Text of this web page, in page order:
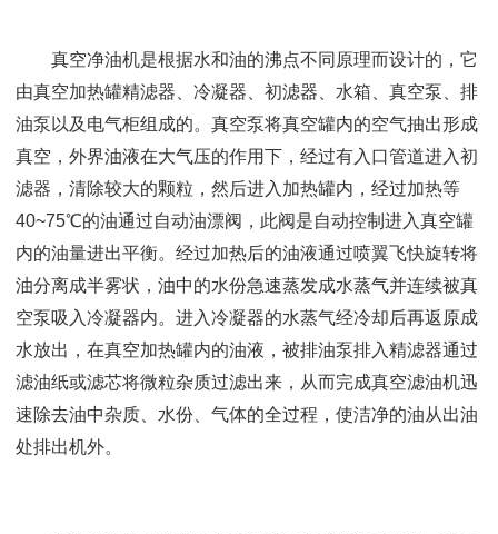
真空净油机是根据水和油的沸点不同原理而设计的，它
由真空加热罐精滤器、冷凝器、初滤器、水箱、真空泵、排
油泵以及电气柜组成的。真空泵将真空罐内的空气抽出形成
真空，外界油液在大气压的作用下，经过有入口管道进入初
滤器，清除较大的颗粒，然后进入加热罐内，经过加热等
40~75℃的油通过自动油漂阀，此阀是自动控制进入真空罐
内的油量进出平衡。经过加热后的油液通过喷翼飞快旋转将
油分离成半雾状，油中的水份急速蒸发成水蒸气并连续被真
空泵吸入冷凝器内。进入冷凝器的水蒸气经冷却后再返原成
水放出，在真空加热罐内的油液，被排油泵排入精滤器通过
滤油纸或滤芯将微粒杂质过滤出来，从而完成真空滤油机迅
速除去油中杂质、水份、气体的全过程，使洁净的油从出油
处排出机外。